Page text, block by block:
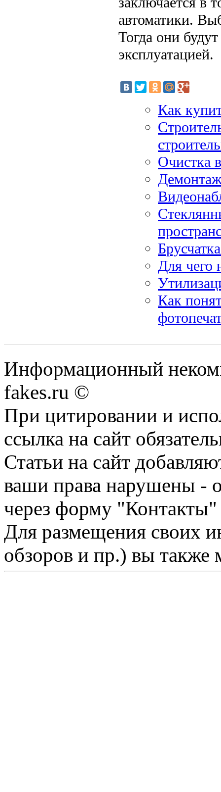
автоматики.
Тогда они
эксплуатацией.
Как
Очистка
Для чего
Как
Информационный
fakes.ru ©
При цитировании и
ссылка на сайт
Статьи на сайт
ваши права нарушены -
через форму "Контакты"
Для размещения своих
обзоров и пр.) вы также